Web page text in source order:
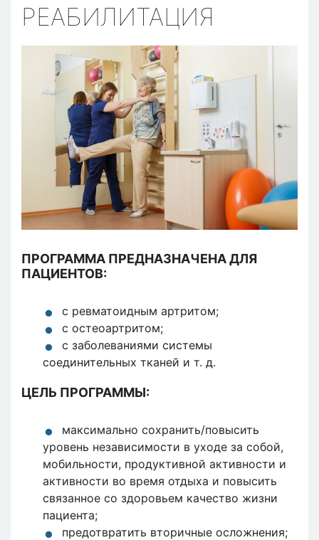
РЕАБИЛИТАЦИЯ
ПРОГРАММА ПРЕДНАЗНАЧЕНА ДЛЯ
ПАЦИЕНТОВ:
с ревматоидным артритом;
с остеоартритом;
с заболеваниями системы
соединительных тканей и т. д.
ЦЕЛЬ ПРОГРАММЫ:
максимально сохранить/повысить
уровень независимости в уходе за собой,
мобильности, продуктивной активности и
активности во время отдыха и повысить
связанное со здоровьем качество жизни
пациента;
предотвратить вторичные осложнения;